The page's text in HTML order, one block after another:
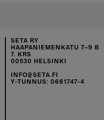
SETA RY
HAAPANIEMENKATU 7–9 B
7. KRS
00530 HELSINKI
INFO@SETA.FI
Y-TUNNUS: 0661747-4